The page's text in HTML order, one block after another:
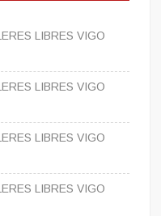
LIBRES VIGO
LIBRES VIGO
LIBRES VIGO
LIBRES VIGO